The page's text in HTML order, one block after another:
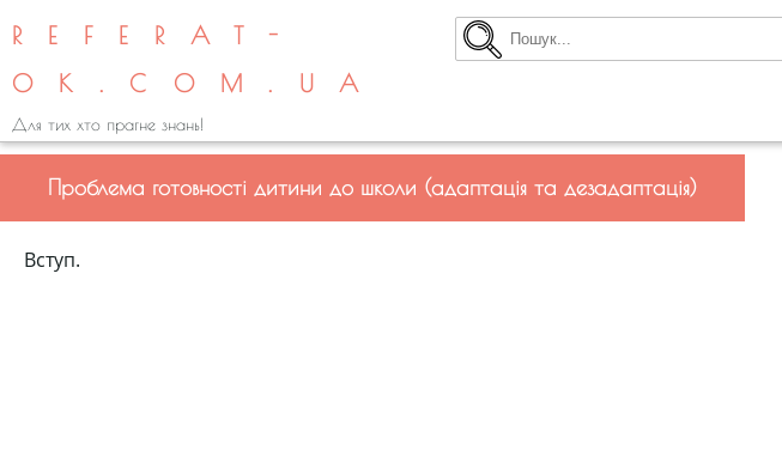
REFERAT-
OK.COM.UA
Для тих хто прагне знань!
Проблема готовності дитини до школи (адаптація та дезадаптація)
Вступ.